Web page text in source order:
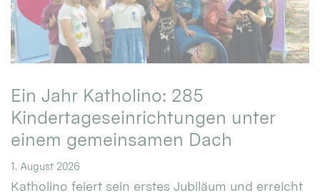
Ein Jahr Katholino: 285
Kindertageseinrichtungen unter
einem gemeinsamen Dach
1. August 2026
Katholino feiert sein erstes Jubiläum und erreicht